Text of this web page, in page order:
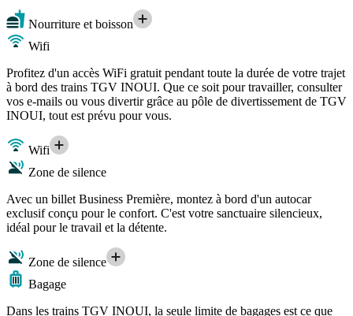
Nourriture et boisson
Wifi
Profitez d'un accès WiFi gratuit pendant toute la durée de votre trajet
à bord des trains TGV INOUI. Que ce soit pour travailler, consulter
vos e-mails ou vous divertir grâce au pôle de divertissement de TGV
INOUI, tout est prévu pour vous.
Wifi
Zone de silence
Avec un billet Business Première, montez à bord d'un autocar
exclusif conçu pour le confort. C'est votre sanctuaire silencieux,
idéal pour le travail et la détente.
Zone de silence
Bagage
Dans les trains TGV INOUI, la seule limite de bagages est ce que